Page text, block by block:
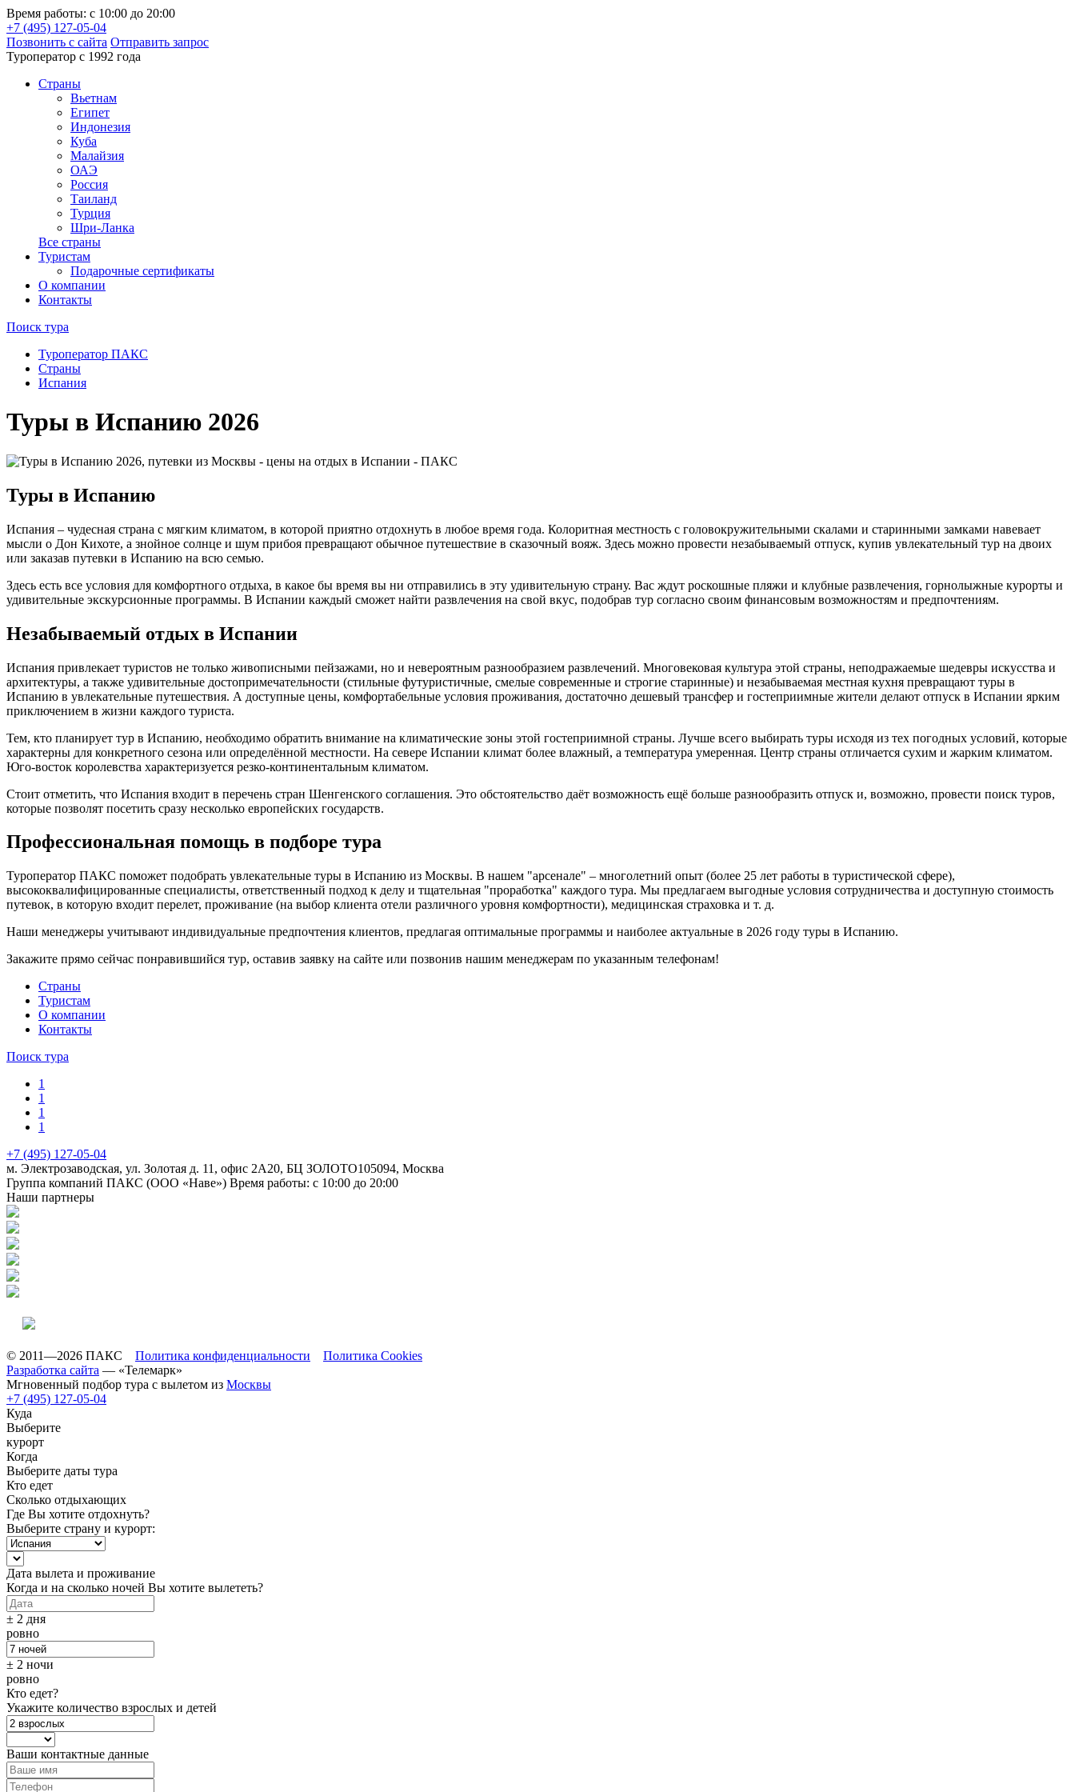
Время работы: с 10:00 до 20:00
+7 (495) 127-05-04
Позвонить с сайта Отправить запрос
Туроператор с 1992 года
Cтраны
Вьетнам
Египет
Индонезия
Куба
Малайзия
ОАЭ
Россия
Таиланд
Турция
Шри-Ланка
Все страны
Туристам
Подарочные сертификаты
О компании
Контакты
Поиск тура
Туроператор ПАКС
Cтраны
Испания
Туры в Испанию 2026
Туры в Испанию
Испания – чудесная страна с мягким климатом, в которой приятно отдохнуть в любое время года. Колоритная местность с головокружительными скалами и старинными замками навевает
мысли о Дон Кихоте, а знойное солнце и шум прибоя превращают обычное путешествие в сказочный вояж. Здесь можно провести незабываемый отпуск, купив увлекательный тур на двоих
или заказав путевки в Испанию на всю семью.
Здесь есть все условия для комфортного отдыха, в какое бы время вы ни отправились в эту удивительную страну. Вас ждут роскошные пляжи и клубные развлечения, горнолыжные курорты и
удивительные экскурсионные программы. В Испании каждый сможет найти развлечения на свой вкус, подобрав тур согласно своим финансовым возможностям и предпочтениям.
Незабываемый отдых в Испании
Испания привлекает туристов не только живописными пейзажами, но и невероятным разнообразием развлечений. Многовековая культура этой страны, неподражаемые шедевры искусства и
архитектуры, а также удивительные достопримечательности (стильные футуристичные, смелые современные и строгие старинные) и незабываемая местная кухня превращают туры в
Испанию в увлекательные путешествия. А доступные цены, комфортабельные условия проживания, достаточно дешевый трансфер и гостеприимные жители делают отпуск в Испании ярким
приключением в жизни каждого туриста.
Тем, кто планирует тур в Испанию, необходимо обратить внимание на климатические зоны этой гостеприимной страны. Лучше всего выбирать туры исходя из тех погодных условий, которые
характерны для конкретного сезона или определённой местности. На севере Испании климат более влажный, а температура умеренная. Центр страны отличается сухим и жарким климатом.
Юго-восток королевства характеризуется резко-континентальным климатом.
Стоит отметить, что Испания входит в перечень стран Шенгенского соглашения. Это обстоятельство даёт возможность ещё больше разнообразить отпуск и, возможно, провести поиск туров,
которые позволят посетить сразу несколько европейских государств.
Профессиональная помощь в подборе тура
Туроператор ПАКС поможет подобрать увлекательные туры в Испанию из Москвы. В нашем "арсенале" – многолетний опыт (более 25 лет работы в туристической сфере),
высококвалифицированные специалисты, ответственный подход к делу и тщательная "проработка" каждого тура. Мы предлагаем выгодные условия сотрудничества и доступную стоимость
путевок, в которую входит перелет, проживание (на выбор клиента отели различного уровня комфортности), медицинская страховка и т. д.
Наши менеджеры учитывают индивидуальные предпочтения клиентов, предлагая оптимальные программы и наиболее актуальные в 2026 году туры в Испанию.
Закажите прямо сейчас понравившийся тур, оставив заявку на сайте или позвонив нашим менеджерам по указанным телефонам!
Cтраны
Туристам
О компании
Контакты
Поиск тура
1
1
1
1
+7 (495) 127-05-04
м. Электрозаводская, ул. Золотая д. 11, офис 2А20, БЦ ЗОЛОТО105094, Москва
Группа компаний ПАКС (ООО «Наве») Время работы: с 10:00 до 20:00
Наши партнеры
© 2011—2026 ПАКС Политика конфиденциальности
Политика Cookies
Разработка сайта — «Телемарк»
Мгновенный подбор тура с вылетом из Москвы
+7 (495) 127-05-04
Куда
Выберите
курорт
Когда
Выберите даты тура
Кто едет
Сколько отдыхающих
Где Вы хотите отдохнуть?
Выберите страну и курорт:
Дата вылета и проживание
Когда и на сколько ночей Вы хотите вылететь?
± 2 дня
ровно
± 2 ночи
ровно
Кто едет?
Укажите количество взрослых и детей
Ваши контактные данные